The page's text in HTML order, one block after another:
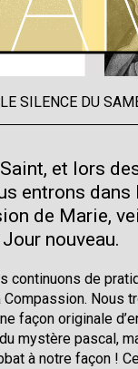
SILENCE DU
et lors
entrons dans
de Marie,
nouveau.
continuons de
Compassion. Nous
façon originale
mystère pascal,
à notre façon !